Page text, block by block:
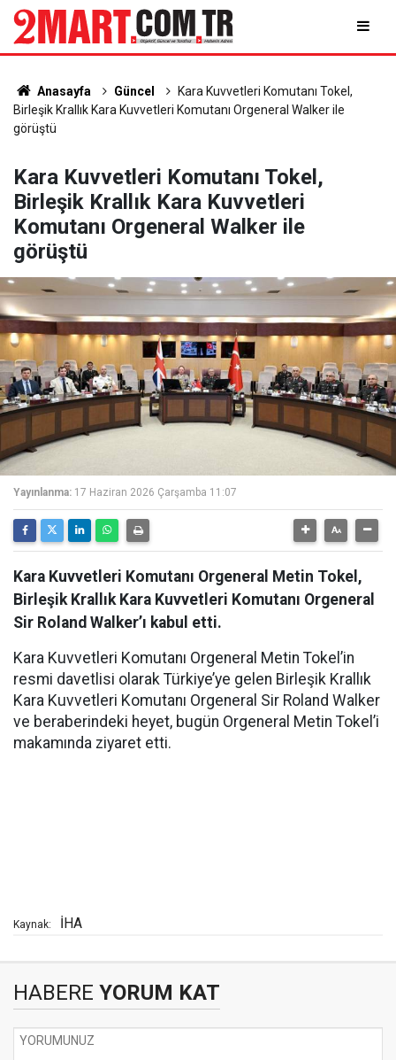
Anasayfa Güncel
Kara Kuvvetleri Komutanı Tokel,
Birleşik Krallık Kara Kuvvetleri Komutanı Orgeneral Walker ile
görüştü
Kara Kuvvetleri Komutanı Tokel,
Birleşik Krallık Kara Kuvvetleri
Komutanı Orgeneral Walker ile
görüştü
Yayınlanma: 17 Haziran 2026 Çarşamba 11:07
Kara Kuvvetleri Komutanı Orgeneral Metin Tokel,
Birleşik Krallık Kara Kuvvetleri Komutanı Orgeneral
Sir Roland Walker’ı kabul etti.
Kara Kuvvetleri Komutanı Orgeneral Metin Tokel’in
resmi davetlisi olarak Türkiye’ye gelen Birleşik Krallık
Kara Kuvvetleri Komutanı Orgeneral Sir Roland Walker
ve beraberindeki heyet, bugün Orgeneral Metin Tokel’i
makamında ziyaret etti.
Kaynak: İHA
HABERE YORUM KAT